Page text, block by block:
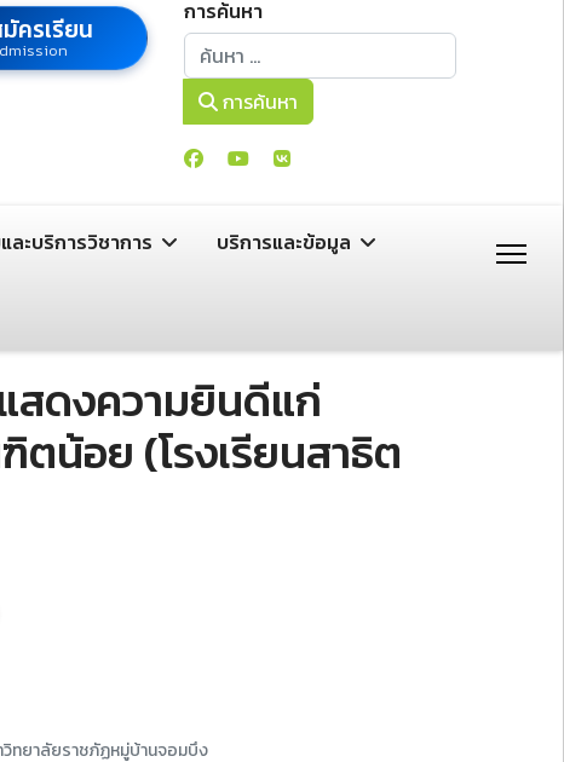
ครเรียน
การค้นหา
การค้นหา
การค้นหา
ละบริการวิชาการ บริการและข้อมูล
สดงความยินดีแก่
น้อย (โรงเรียนสาธิต
ทยาลัยราชภัฏหมู่บ้านจอมบึง